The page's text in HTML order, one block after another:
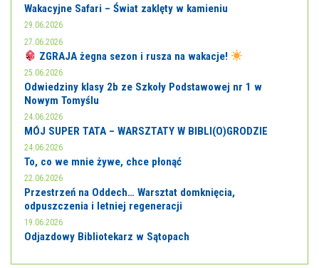
Wakacyjne Safari – Świat zaklęty w kamieniu
29.06.2026
27.06.2026
ZGRAJA żegna sezon i rusza na wakacje!
25.06.2026
Odwiedziny klasy 2b ze Szkoły Podstawowej nr 1 w
Nowym Tomyślu
24.06.2026
MÓJ SUPER TATA – WARSZTATY W BIBLI(O)GRODZIE
24.06.2026
To, co we mnie żywe, chce płonąć
22.06.2026
Przestrzeń na Oddech… Warsztat domknięcia,
odpuszczenia i letniej regeneracji
19.06.2026
Odjazdowy Bibliotekarz w Sątopach